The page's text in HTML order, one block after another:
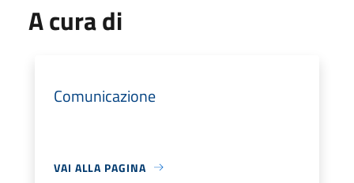
A cura di
Comunicazione
VAI ALLA PAGINA